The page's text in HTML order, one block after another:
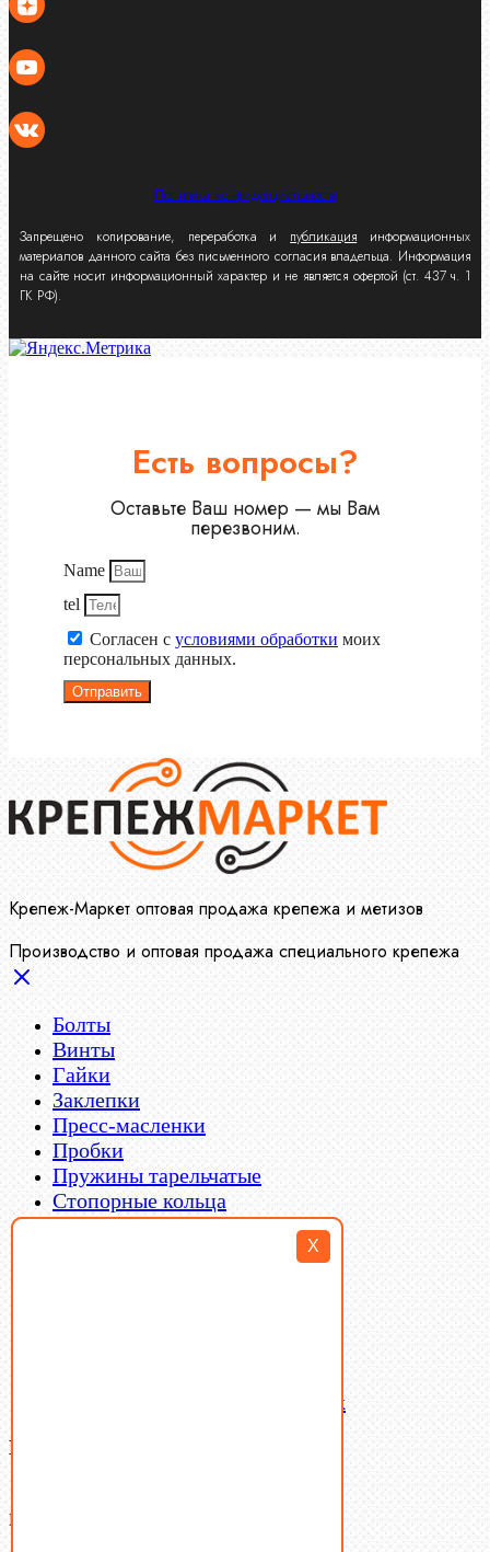
X
Политика конфиденциальности
Запрещено копирование, переработка и публикация информационных
материалов данного сайта без письменного согласия владельца. Информация
на сайте носит информационный характер и не является офертой (ст. 437 ч. 1
ГК РФ).
Есть вопросы?
Оставьте Ваш номер — мы Вам
перезвоним.
Name
tel
Согласен с условиями обработки моих
персональных данных.
Отправить
Крепеж-Маркет оптовая продажа крепежа и метизов
Производство и оптовая продажа специального крепежа
Болты
Винты
Гайки
Заклепки
Пресс-масленки
Пробки
Пружины тарельчатые
Стопорные кольца
Такелаж
Латунный и бронзовый крепеж
Ваша корзина
В корзине нет товаров.